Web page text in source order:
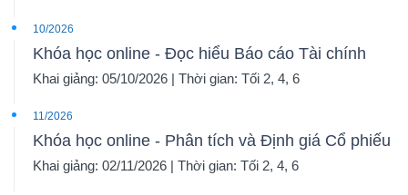
10/2026
Khóa học online - Đọc hiểu Báo cáo Tài chính
Khai giảng: 05/10/2026 | Thời gian: Tối 2, 4, 6
11/2026
Khóa học online - Phân tích và Định giá Cổ phiếu
Khai giảng: 02/11/2026 | Thời gian: Tối 2, 4, 6